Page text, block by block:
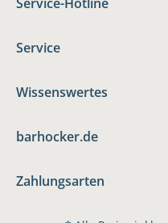
Service
Wissenswertes
barhocker.de
Zahlungsarten